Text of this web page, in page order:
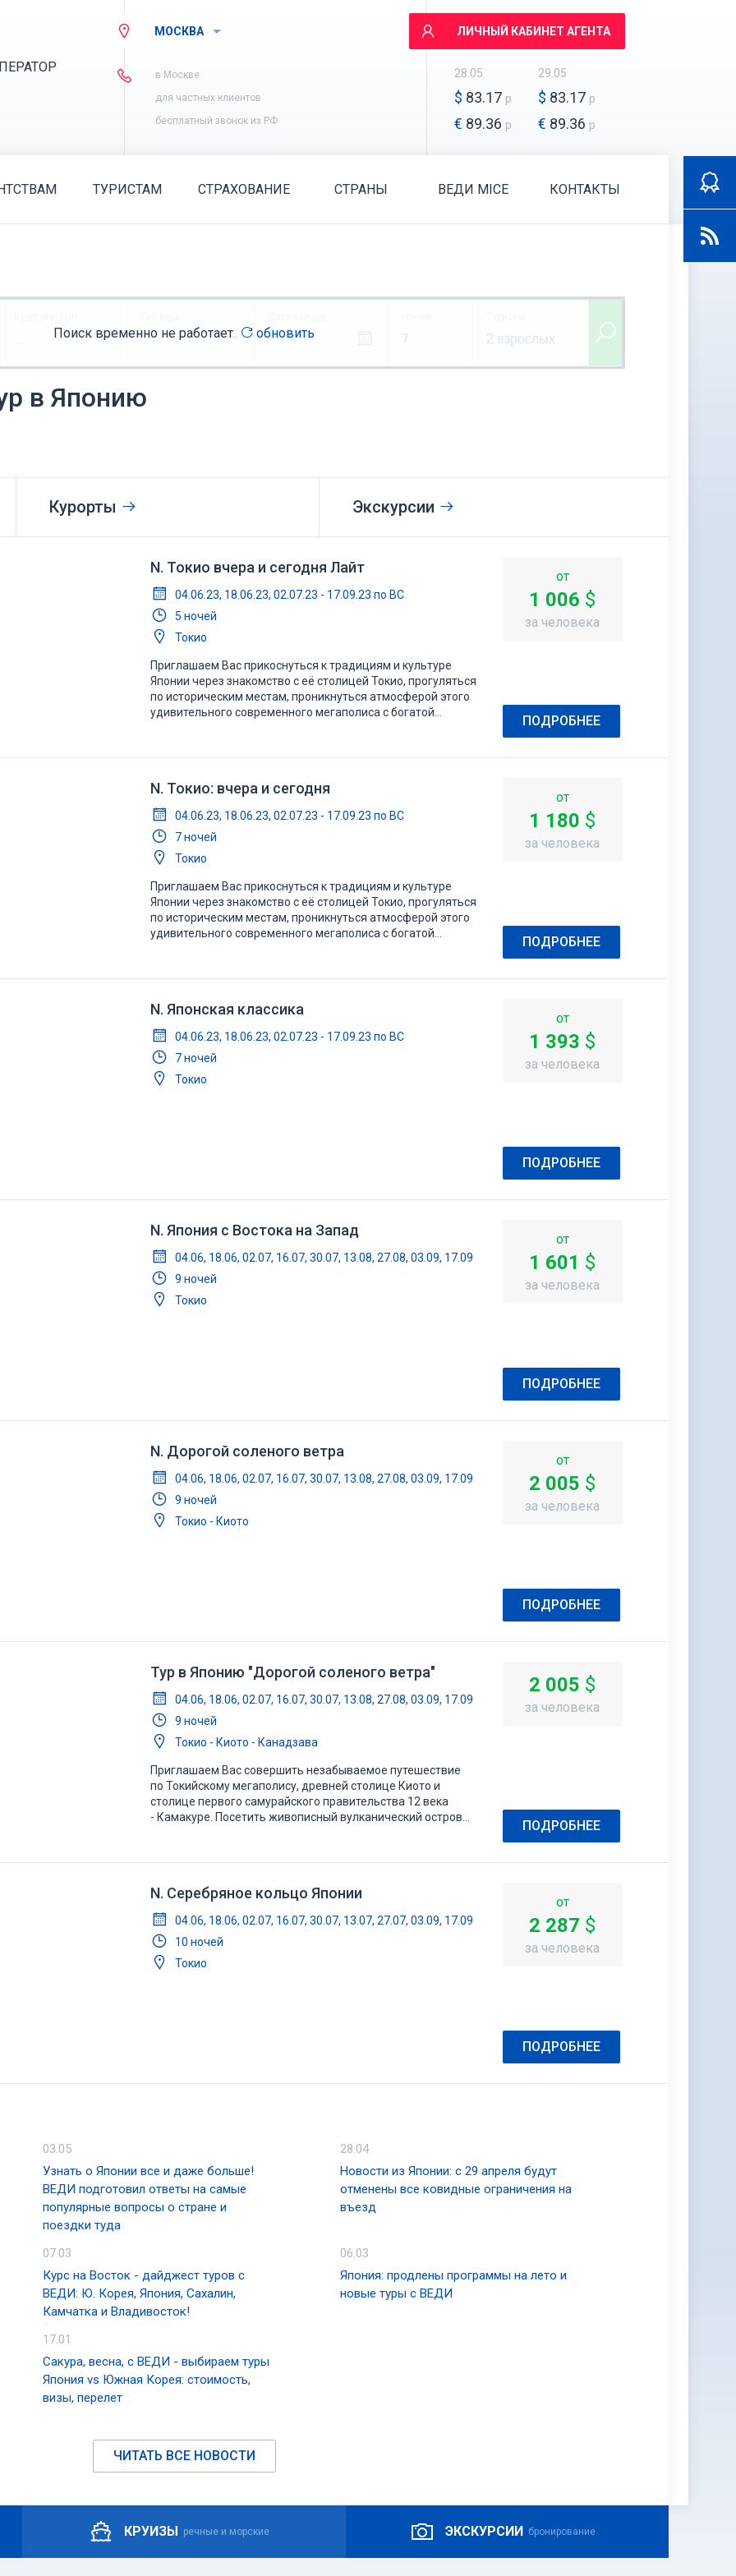
МОСКВА
в Москве
для частных клиентов
бесплатный звонок из РФ
ЛИЧНЫЙ КАБИНЕТ АГЕНТА
28.05
$ 83.17 р
€ 89.36 р
29.05
$ 83.17 р
€ 89.36 р
ТУРИСТАМ СТРАХОВАНИЕ СТРАНЫ ВЕДИ MICE КОНТАКТЫ
Поиск временно не работает обновить
... ... 7 2 взрослых
в Японию
Курорты Экскурсии
N. Токио вчера и сегодня Лайт
04.06.23, 18.06.23, 02.07.23 - 17.09.23 по ВС
5 ночей
Токио
Приглашаем Вас прикоснуться к традициям и культуре
Японии через знакомство с её столицей Токио, прогуляться
по историческим местам, проникнуться атмосферой этого
удивительного современного мегаполиса с богатой
от
1 006 $
за человека
ПОДРОБНЕЕ
N. Токио: вчера и сегодня
04.06.23, 18.06.23, 02.07.23 - 17.09.23 по ВС
7 ночей
Токио
Приглашаем Вас прикоснуться к традициям и культуре
Японии через знакомство с её столицей Токио, прогуляться
по историческим местам, проникнуться атмосферой этого
удивительного современного мегаполиса с богатой
от
1 180 $
за человека
ПОДРОБНЕЕ
N. Японская классика
04.06.23, 18.06.23, 02.07.23 - 17.09.23 по ВС
7 ночей
Токио
от
1 393 $
за человека
ПОДРОБНЕЕ
N. Япония с Востока на Запад
04.06, 18.06, 02.07, 16.07, 30.07, 13.08, 27.08, 03.09, 17.09
9 ночей
Токио
от
1 601 $
за человека
ПОДРОБНЕЕ
N. Дорогой соленого ветра
04.06, 18.06, 02.07, 16.07, 30.07, 13.08, 27.08, 03.09, 17.09
9 ночей
Токио - Киото
от
2 005 $
за человека
ПОДРОБНЕЕ
Тур в Японию "Дорогой соленого ветра"
04.06, 18.06, 02.07, 16.07, 30.07, 13.08, 27.08, 03.09, 17.09
9 ночей
Токио - Киото - Канадзава
Приглашаем Вас совершить незабываемое путешествие
по Токийскому мегаполису, древней столице Киото и
столице первого самурайского правительства 12 века
- Камакуре. Посетить живописный вулканический остров
2 005 $
за человека
ПОДРОБНЕЕ
N. Серебряное кольцо Японии
04.06, 18.06, 02.07, 16.07, 30.07, 13.07, 27.07, 03.09, 17.09
10 ночей
Токио
от
2 287 $
за человека
ПОДРОБНЕЕ
03.05
Узнать о Японии все и даже больше!
ВЕДИ подготовил ответы на самые
популярные вопросы о стране и
поездки туда
28.04
Новости из Японии: с 29 апреля будут
отменены все ковидные ограничения на
въезд
07.03
Курс на Восток - дайджест туров с
ВЕДИ: Ю. Корея, Япония, Сахалин,
Камчатка и Владивосток!
06.03
Япония: продлены программы на лето и
новые туры с ВЕДИ
17.01
Сакура, весна, с ВЕДИ - выбираем туры
Япония vs Южная Корея: стоимость,
визы, перелет
ЧИТАТЬ ВСЕ НОВОСТИ
КРУИЗЫ речные и морские ЭКСКУРСИИ бронирование